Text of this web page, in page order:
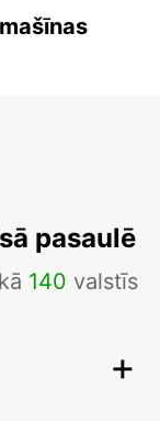
pasaulē
140 valstīs